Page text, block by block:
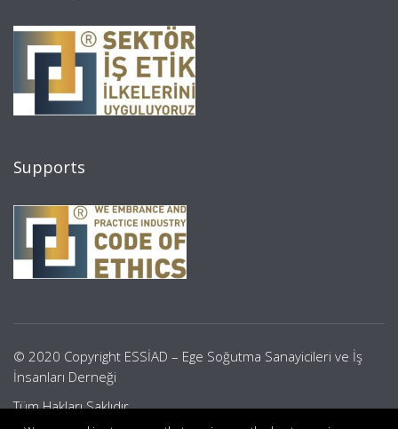
Supports
© 2020 Copyright ESSİAD – Ege Soğutma Sanayicileri ve İş
İnsanları Derneği
Tüm Hakları Saklıdır.